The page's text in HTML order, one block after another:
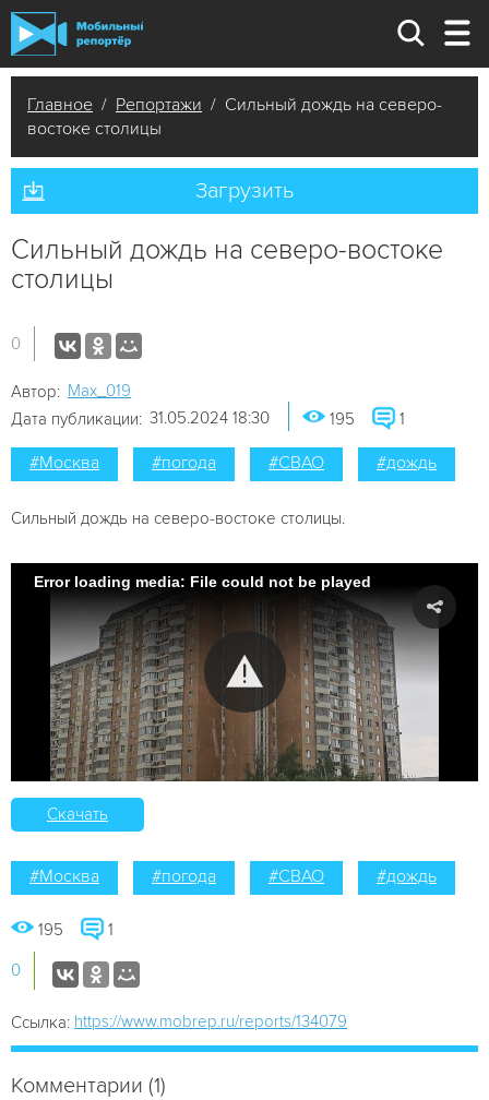
Главное / Репортажи / Сильный дождь на северо-
востоке столицы
Загрузить
Сильный дождь на северо-востоке
столицы
0
Автор: Мах_019
Дата публикации: 31.05.2024 18:30 195 1
#Москва #погода #СВАО #дождь
Сильный дождь на северо-востоке столицы.
Error loading media: File could not be played
Скачать
#Москва #погода #СВАО #дождь
195 1
0
Ссылка: https://www.mobrep.ru/reports/134079
Комментарии (1)